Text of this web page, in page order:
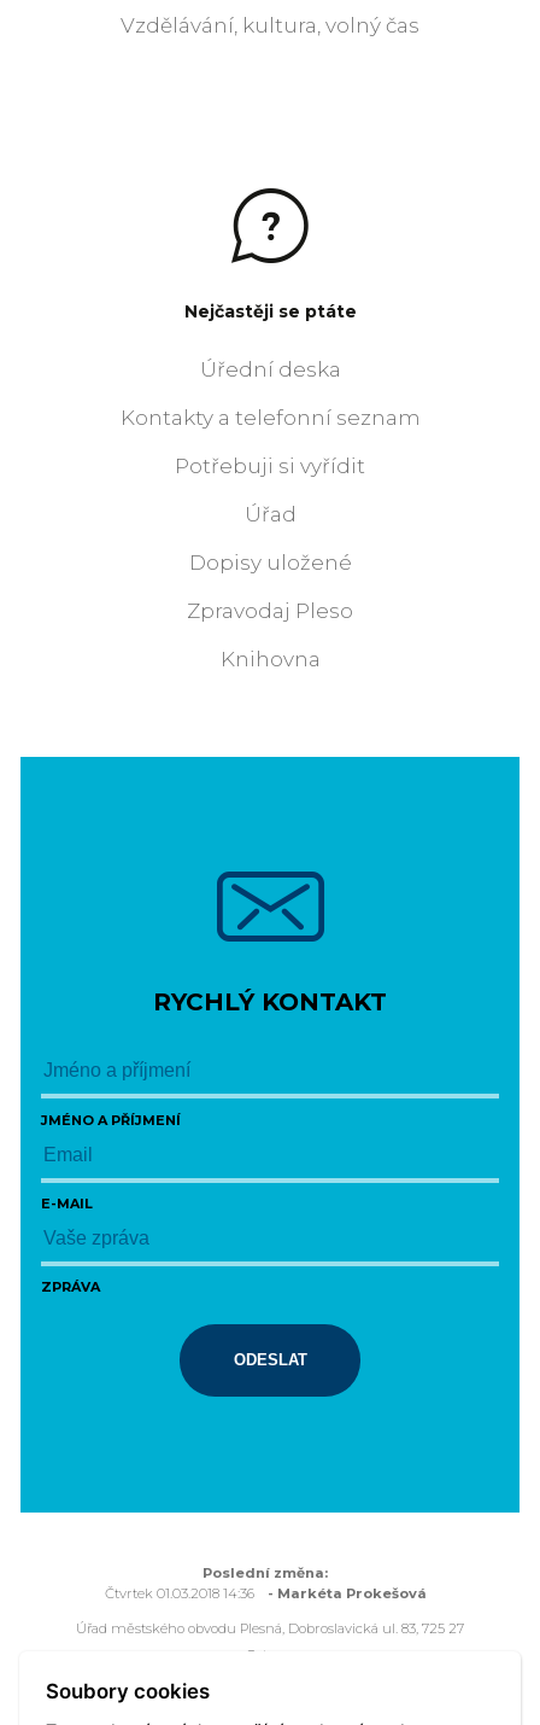
Vzdělávání, kultura, volný čas
Nejčastěji se ptáte
Úřední deska
Kontakty a telefonní seznam
Potřebuji si vyřídit
Úřad
Dopisy uložené
Zpravodaj Pleso
Knihovna
RYCHLÝ KONTAKT
JMÉNO A PŘÍJMENÍ
E-MAIL
ZPRÁVA
ODESLAT
Poslední změna:
Čtvrtek 01.03.2018 14:36
- Markéta Prokešová
Úřad městského obvodu Plesná, Dobroslavická ul. 83, 725 27
Ostrava
Všechna práva vyhrazena - použití obsahu nebo jeho částí je
možné pouze se souhlasem Úřadu městského obvodu Plesná.
Soubory cookies